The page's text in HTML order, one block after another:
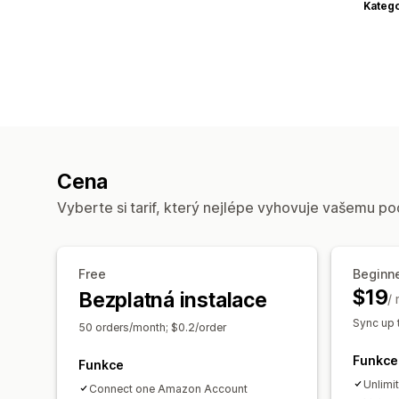
Cena
Vyberte si tarif, který nejlépe vyhovuje vašemu
Free
Bezplatná instalace
50 orders/month; $0.2/order
Funkce
Connect one Amazon Account
$19/
Sync up
Funkce